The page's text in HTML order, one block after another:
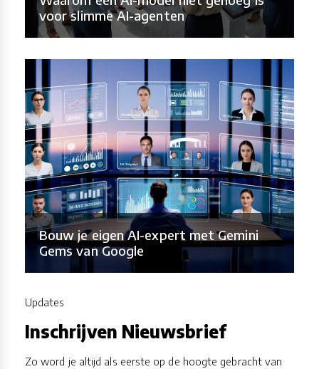
voor slimme AI-agenten
Bouw je eigen AI-expert met Gemini
Gems van Google
Updates
Inschrijven Nieuwsbrief
Zo word je altijd als eerste op de hoogte gebracht van